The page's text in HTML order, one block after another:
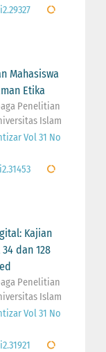
Mahasiswa
Etika
Penelitian
Islam
Vol 31 No
Kajian
dan 128
Penelitian
Islam
Vol 31 No